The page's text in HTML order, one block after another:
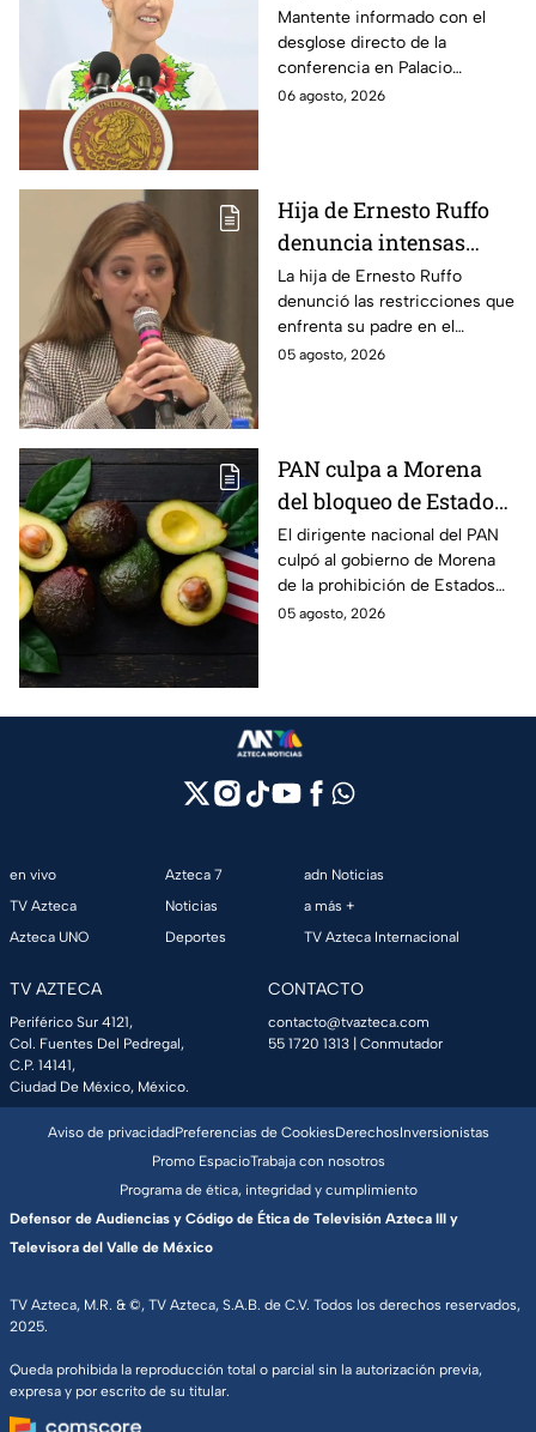
Claudia Sheinbaum
hoy jueves 6 de agosto
en la mañanera
Mantente informado con el
desglose directo de la
conferencia en Palacio
Nacional este jueves 6 de
06 agosto, 2026
Hija de Ernesto Ruffo
denuncia intensas
restricciones en el
Altiplano; buscan que
salga del penal
La hija de Ernesto Ruffo
denunció las restricciones que
enfrenta su padre en el
Altiplano y anunció que
05 agosto, 2026
PAN culpa a Morena
del bloqueo de Estados
Unidos al aguacate de
Michoacán
El dirigente nacional del PAN
culpó al gobierno de Morena
de la prohibición de Estados
Unidos para exportar aguacate
05 agosto, 2026
en vivo
TV Azteca
Azteca UNO
Azteca 7
Noticias
Deportes
adn Noticias
a más +
TV Azteca Internacional
TV AZTECA
Periférico Sur 4121,
Col. Fuentes Del Pedregal,
C.P. 14141,
Ciudad De México, México.
CONTACTO
contacto@tvazteca.com
55 1720 1313 | Conmutador
TV Azteca, M.R. & ©, TV Azteca, S.A.B. de C.V. Todos los derechos reservados,
2025.
Queda prohibida la reproducción total o parcial sin la autorización previa,
expresa y por escrito de su titular.
Aviso de privacidadPreferencias de CookiesDerechosInversionistas
Promo EspacioTrabaja con nosotros
Programa de ética, integridad y cumplimiento
Defensor de Audiencias y Código de Ética de Televisión Azteca III y
Televisora del Valle de México